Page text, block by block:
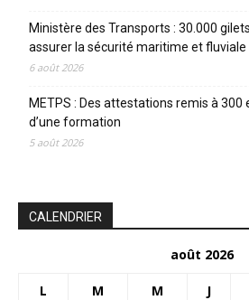
Ministère des Transports : 30.000
assurer la sécurité maritime et fluviale
6 août 2026
METPS : Des attestations remis à 300
d’une formation
5 août 2026
CALENDRIER
août 2026
L M M J